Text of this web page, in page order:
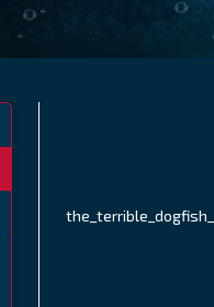
PÓŁNOCNE FIORDY